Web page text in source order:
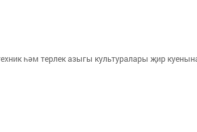
һәм терлек азыгы культуралары җир